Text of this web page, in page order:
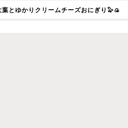
とゆかりクリームチーズおにぎり🦭🍙